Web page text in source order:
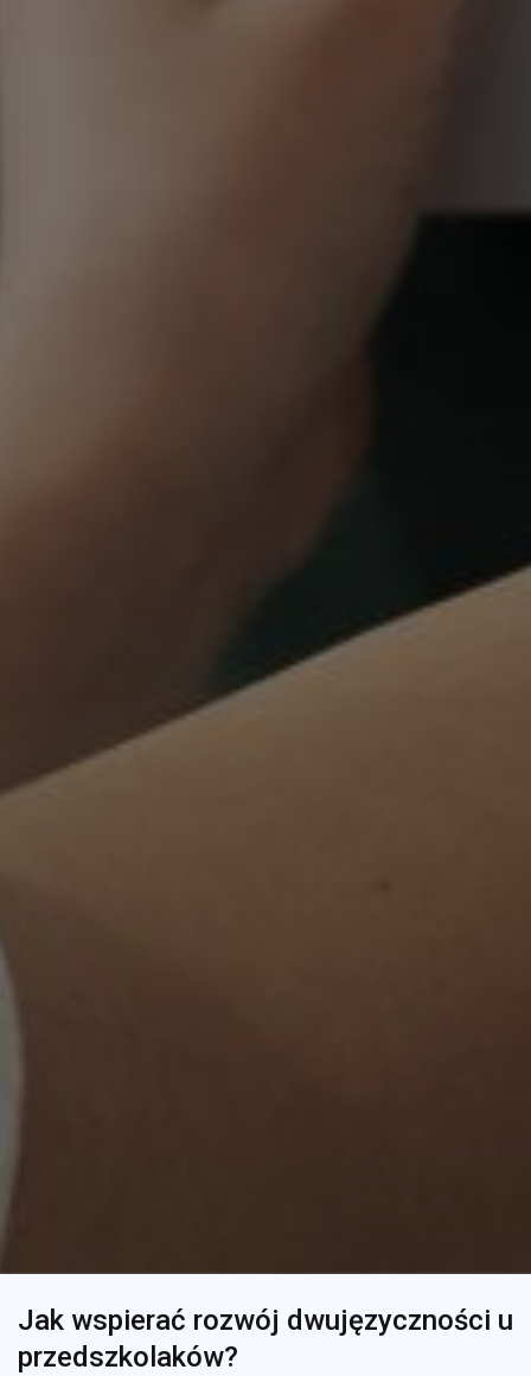
Jak wspierać rozwój dwujęzyczności u
przedszkolaków?